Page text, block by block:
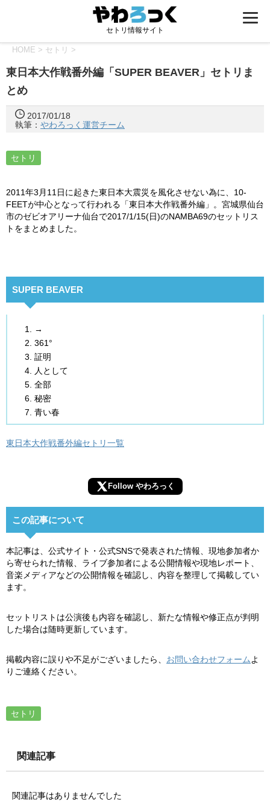
セトリ情報サイト
HOME > セトリ >
東日本大作戦番外編「SUPER BEAVER」セトリま
とめ
2017/01/18
執筆： やわろっく運営チーム
セトリ
2011年3月11日に起きた東日本大震災を風化させない為に、10-
FEETが中心となって行われる「東日本大作戦番外編」。宮城県仙台
市のゼビオアリーナ仙台で2017/1/15(日)のNAMBA69のセットリス
トをまとめました。
SUPER BEAVER
→
361°
証明
人として
全部
秘密
青い春
東日本大作戦番外編セトリ一覧
Follow やわろっく
この記事について
本記事は、公式サイト・公式SNSで発表された情報、現地参加者か
ら寄せられた情報、ライブ参加者による公開情報や現地レポート、
音楽メディアなどの公開情報を確認し、内容を整理して掲載してい
ます。
セットリストは公演後も内容を確認し、新たな情報や修正点が判明
した場合は随時更新しています。
掲載内容に誤りや不足がございましたら、 お問い合わせフォーム よ
りご連絡ください。
セトリ
関連記事
関連記事はありませんでした